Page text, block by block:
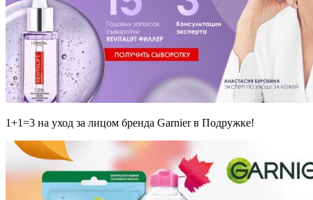
1+1=3 на уход за лицом бренда Garnier в Подружке!